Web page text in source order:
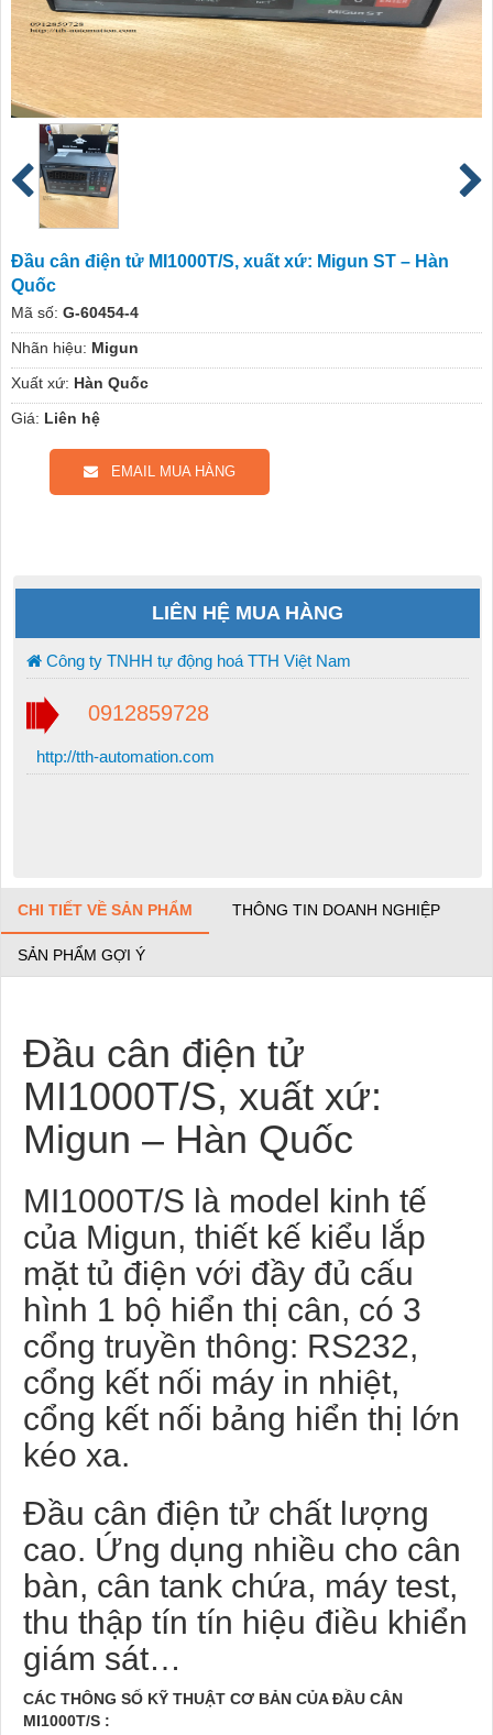
Đầu cân điện tử MI1000T/S, xuất xứ: Migun ST – Hàn
Quốc
Mã số: G-60454-4
Nhãn hiệu: Migun
Xuất xứ: Hàn Quốc
Giá: Liên hệ
EMAIL MUA HÀNG
LIÊN HỆ MUA HÀNG
Công ty TNHH tự động hoá TTH Việt Nam
0912859728
http://tth-automation.com
CHI TIẾT VỀ SẢN PHẨM THÔNG TIN DOANH NGHIỆP
SẢN PHẨM GỢI Ý
Đầu cân điện tử
MI1000T/S, xuất xứ:
Migun – Hàn Quốc
MI1000T/S là model kinh tế
của Migun, thiết kế kiểu lắp
mặt tủ điện với đầy đủ cấu
hình 1 bộ hiển thị cân, có 3
cổng truyền thông: RS232,
cổng kết nối máy in nhiệt,
cổng kết nối bảng hiển thị lớn
kéo xa.
Đầu cân điện tử chất lượng
cao. Ứng dụng nhiều cho cân
bàn, cân tank chứa, máy test,
thu thập tín tín hiệu điều khiển
giám sát…
CÁC THÔNG SỐ KỸ THUẬT CƠ BẢN CỦA ĐẦU CÂN
MI1000T/S :